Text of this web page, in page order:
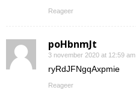
Reageer
poHbnmJt
3 november 2020 at 12:59 am
ryRdJFNgqAxpmie
Reageer